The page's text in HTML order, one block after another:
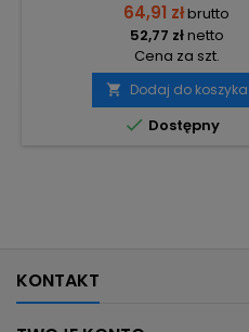
64,91 złbrutto
52,77 złnetto
Cena za szt.
 Dodaj do koszyka
 Dostępny
KONTAKT